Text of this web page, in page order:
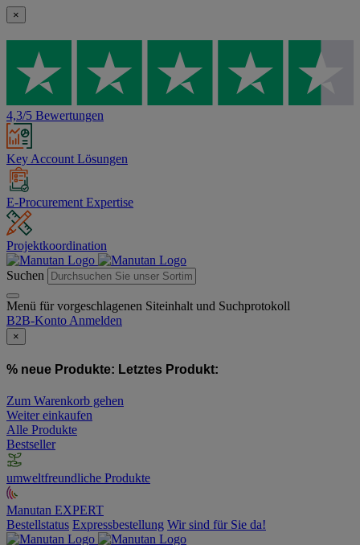
×
4,3/5 Bewertungen
Key Account Lösungen
E-Procurement Expertise
Projektkoordination
Suchen
Menü für vorgeschlagenen Siteinhalt und Suchprotokoll
B2B-Konto Anmelden
×
% neue Produkte: Letztes Produkt:
Zum Warenkorb gehen
Weiter einkaufen
Alle Produkte
Bestseller
umweltfreundliche Produkte
Manutan EXPERT
Bestellstatus Expressbestellung Wir sind für Sie da!